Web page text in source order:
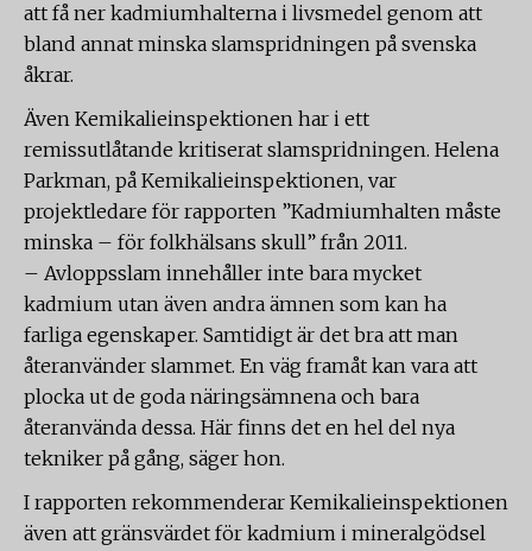
att få ner kadmiumhalterna i livsmedel genom att
bland annat minska slamspridningen på svenska
åkrar.
Även Kemikalieinspektionen har i ett
remissutlåtande kritiserat slamspridningen. Helena
Parkman, på Kemikalieinspektionen, var
projektledare för rapporten ”Kadmiumhalten måste
minska – för folkhälsans skull” från 2011.
– Avloppsslam innehåller inte bara mycket
kadmium utan även andra ämnen som kan ha
farliga egenskaper. Samtidigt är det bra att man
återanvänder slammet. En väg framåt kan vara att
plocka ut de goda näringsämnena och bara
återanvända dessa. Här finns det en hel del nya
tekniker på gång, säger hon.
I rapporten rekommenderar Kemikalieinspektionen
även att gränsvärdet för kadmium i mineralgödsel